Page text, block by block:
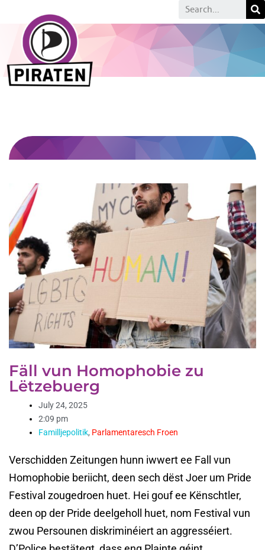
Fäll vun Homophobie zu
Lëtzebuerg
July 24, 2025
2:09 pm
Familljepolitik, Parlamentaresch Froen
Verschidden Zeitungen hunn iwwert ee Fall vun
Homophobie beriicht, deen sech dëst Joer um Pride
Festival zougedroen huet. Hei gouf ee Kënschtler,
deen op der Pride deelgeholl huet, nom Festival vun
zwou Persounen diskriminéiert an aggresséiert.